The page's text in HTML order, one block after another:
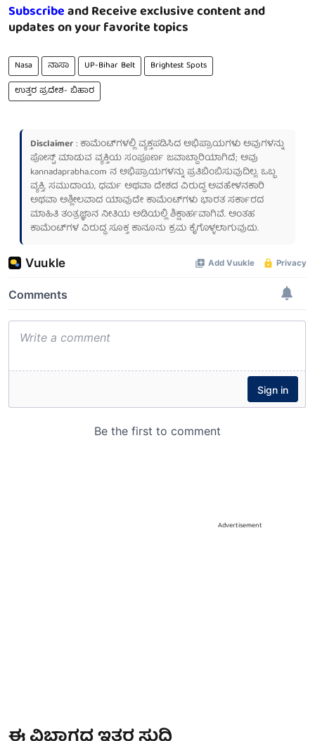
Subscribeand Receive exclusive content and
updates on your favorite topics
Nasa ನಾಸಾ UP-Bihar Belt
Brightest Spots
ಉತ್ತರ ಪ್ರದೇಶ- ಬಿಹಾರ
Disclaimer: ಕಾಮೆಂಟ್‌ಗಳಲ್ಲಿ ವ್ಯಕ್ತಪಡಿಸಿದ ಅಭಿಪ್ರಾಯಗಳು ಅವುಗಳನ್ನು
ಪೋಸ್ಟ್ ಮಾಡುವ ವ್ಯಕ್ತಿಯ ಸಂಪೂರ್ಣ ಜವಾಬ್ದಾರಿಯಾಗಿದೆ; ಅವು
kannadaprabha.com ನ ಅಭಿಪ್ರಾಯಗಳನ್ನು ಪ್ರತಿಬಿಂಬಿಸುವುದಿಲ್ಲ. ಒಬ್ಬ
ವ್ಯಕ್ತಿ, ಸಮುದಾಯ, ಧರ್ಮ ಅಥವಾ ದೇಶದ ವಿರುದ್ಧ ಅವಹೇಳನಕಾರಿ
ಅಥವಾ ಅಶ್ಲೀಲವಾದ ಯಾವುದೇ ಕಾಮೆಂಟ್‌ಗಳು ಭಾರತ ಸರ್ಕಾರದ
ಮಾಹಿತಿ ತಂತ್ರಜ್ಞಾನ ನೀತಿಯ ಅಡಿಯಲ್ಲಿ ಶಿಕ್ಷಾರ್ಹವಾಗಿವೆ. ಅಂತಹ
ಕಾಮೆಂಟ್‌ಗಳ ವಿರುದ್ಧ ಸೂಕ್ತ ಕಾನೂನು ಕ್ರಮ ಕೈಗೊಳ್ಳಲಾಗುವುದು.
Advertisement